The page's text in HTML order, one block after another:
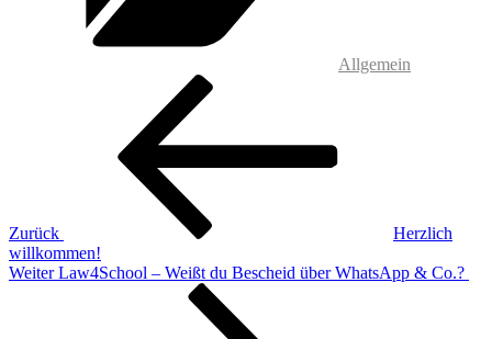
Allgemein
Beitragsnavigation
Zurück
Herzlich
willkommen!
Nächster
Weiter Law4School – Weißt du Bescheid über WhatsApp & Co.?